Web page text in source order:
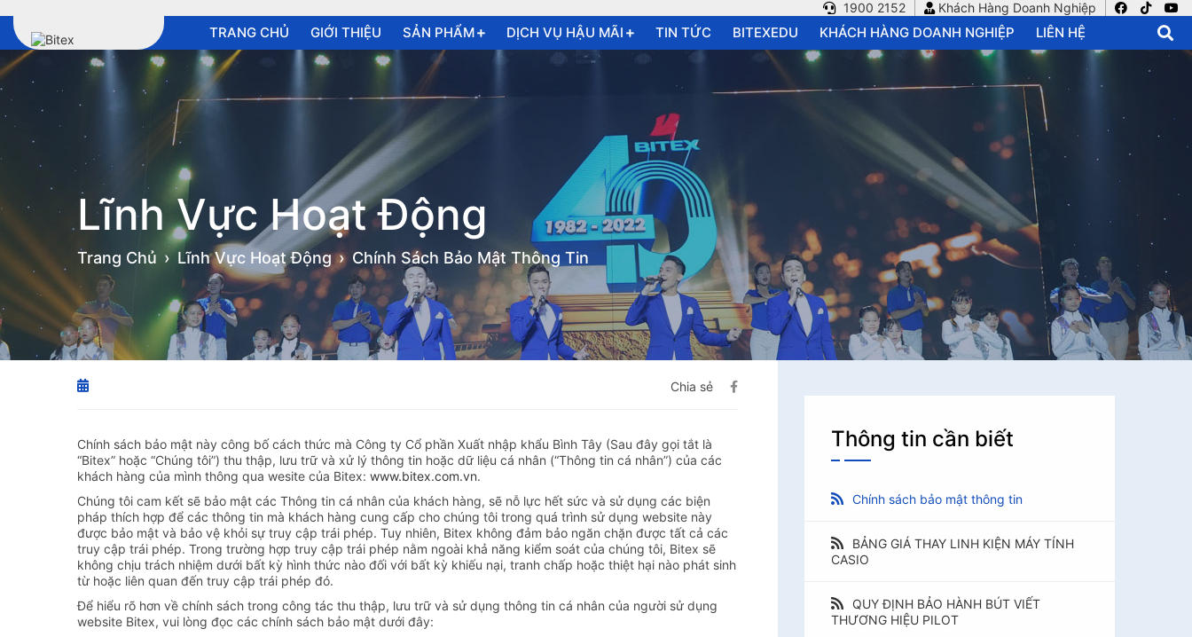
1900 2152 Khách Hàng Doanh Nghiệp
TRANG CHỦ GIỚI THIỆU SẢN PHẨM DỊCH VỤ HẬU MÃI TIN TỨC BITEXEDU KHÁCH HÀNG DOANH NGHIỆP LIÊN HỆ
Lĩnh Vực Hoạt Động
Trang Chủ Lĩnh Vực Hoạt Động Chính Sách Bảo Mật Thông Tin
Chia sẻ
Chính sách bảo mật này công bố cách thức mà Công ty Cổ phần Xuất nhập khẩu Bình Tây (Sau đây gọi tắt là
“Bitex” hoặc “Chúng tôi”) thu thập, lưu trữ và xử lý thông tin hoặc dữ liệu cá nhân (“Thông tin cá nhân”) của các
khách hàng của mình thông qua wesite của Bitex: www.bitex.com.vn.
Chúng tôi cam kết sẽ bảo mật các Thông tin cá nhân của khách hàng, sẽ nỗ lực hết sức và sử dụng các biện
pháp thích hợp để các thông tin mà khách hàng cung cấp cho chúng tôi trong quá trình sử dụng website này
được bảo mật và bảo vệ khỏi sự truy cập trái phép. Tuy nhiên, Bitex không đảm bảo ngăn chặn được tất cả các
truy cập trái phép. Trong trường hợp truy cập trái phép nằm ngoài khả năng kiểm soát của chúng tôi, Bitex sẽ
không chịu trách nhiệm dưới bất kỳ hình thức nào đối với bất kỳ khiếu nại, tranh chấp hoặc thiệt hại nào phát sinh
từ hoặc liên quan đến truy cập trái phép đó.
Để hiểu rõ hơn về chính sách trong công tác thu thập, lưu trữ và sử dụng thông tin cá nhân của người sử dụng
website Bitex, vui lòng đọc các chính sách bảo mật dưới đây:
Thông tin cần biết
Chính sách bảo mật thông tin
BẢNG GIÁ THAY LINH KIỆN MÁY TÍNH
CASIO
QUY ĐỊNH BẢO HÀNH BÚT VIẾT
THƯƠNG HIỆU PILOT